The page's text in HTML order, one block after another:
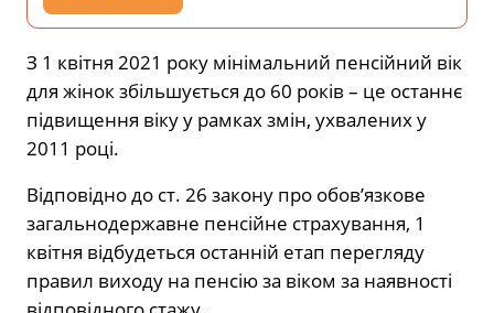
З 1 квітня 2021 року мінімальний пенсійний вік
для жінок збільшується до 60 років – це останнє
підвищення віку у рамках змін, ухвалених у
2011 році.
Відповідно до ст. 26 закону про обов’язкове
загальнодержавне пенсійне страхування, 1
квітня відбудеться останній етап перегляду
правил виходу на пенсію за віком за наявності